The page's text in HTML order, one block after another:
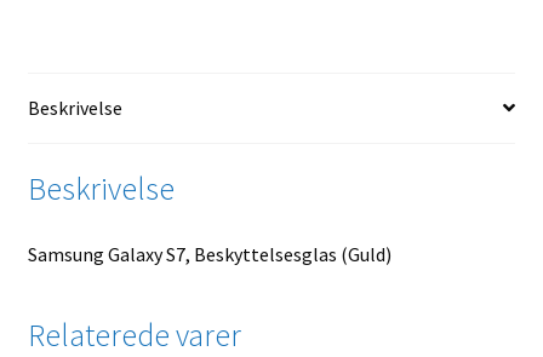
Beskrivelse
Beskrivelse
Samsung Galaxy S7, Beskyttelsesglas (Guld)
Relaterede varer